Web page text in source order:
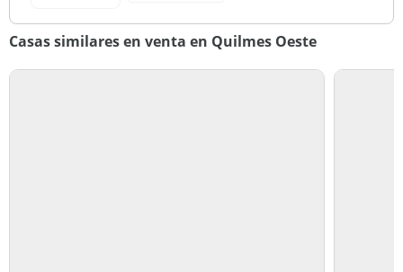
Casas similares en venta en Quilmes Oeste